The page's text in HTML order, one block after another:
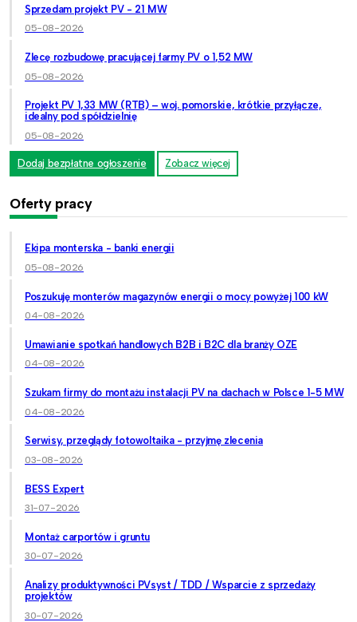
Sprzedam projekt PV - 21 MW
05-08-2026
Zlecę rozbudowę pracującej farmy PV o 1,52 MW
05-08-2026
Projekt PV 1,33 MW (RTB) – woj. pomorskie, krótkie przyłącze,
idealny pod spółdzielnię
05-08-2026
Dodaj bezpłatne ogłoszenie Zobacz więcej
Oferty pracy
Ekipa monterska - banki energii
05-08-2026
Poszukuję monterów magazynów energii o mocy powyżej 100 kW
04-08-2026
Umawianie spotkań handlowych B2B i B2C dla branży OZE
04-08-2026
Szukam firmy do montażu instalacji PV na dachach w Polsce 1-5 MW
04-08-2026
Serwisy, przeglądy fotowoltaika - przyjmę zlecenia
03-08-2026
BESS Expert
31-07-2026
Montaż carportów i gruntu
30-07-2026
Analizy produktywności PVsyst / TDD / Wsparcie z sprzedaży
projektów
30-07-2026